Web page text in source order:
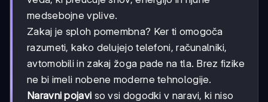
medsebojne vplive.
Zakaj je sploh pomembna? Ker ti omogoča
razumeti, kako delujejo telefoni, računalniki,
avtomobili in zakaj žoga pade na tla. Brez fizike
ne bi imeli nobene moderne tehnologije.
Naravni pojavi so vsi dogodki v naravi, ki niso